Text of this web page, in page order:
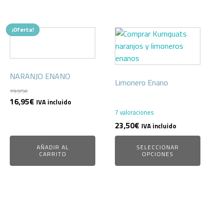
¡Oferta!
NARANJO ENANO
19,95€
El
era:
16,95€ El
es:
16,95€.
IVA incluido
AÑADIR AL
CARRITO
Limonero Enano
7 valoraciones
23,50€ IVA incluido
SELECCIONAR
OPCIONES